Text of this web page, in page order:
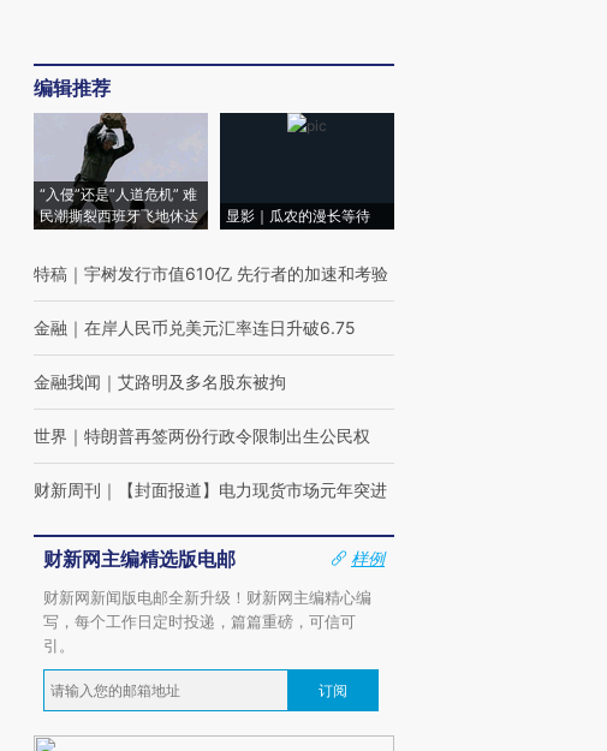
编辑推荐
“入侵”还是“人道危机” 难
民潮撕裂西班牙飞地休达
显影｜瓜农的漫长等待
特稿 ｜ 宇树发行市值610亿 先行者的加速和考验
金融 ｜ 在岸人民币兑美元汇率连日升破6.75
金融我闻 ｜ 艾路明及多名股东被拘
世界 ｜ 特朗普再签两份行政令限制出生公民权
财新周刊 ｜ 【封面报道】电力现货市场元年突进
财新网主编精选版电邮
样例
财新网新闻版电邮全新升级！财新网主编精心编
写，每个工作日定时投递，篇篇重磅，可信可
引。
订阅